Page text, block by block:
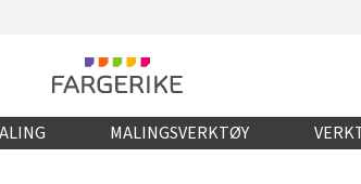
MALINGSVERKTØY